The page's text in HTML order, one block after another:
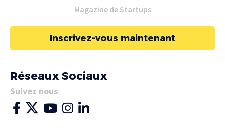
Magazine de Startups
Inscrivez-vous maintenant
Réseaux Sociaux
Suivez nous